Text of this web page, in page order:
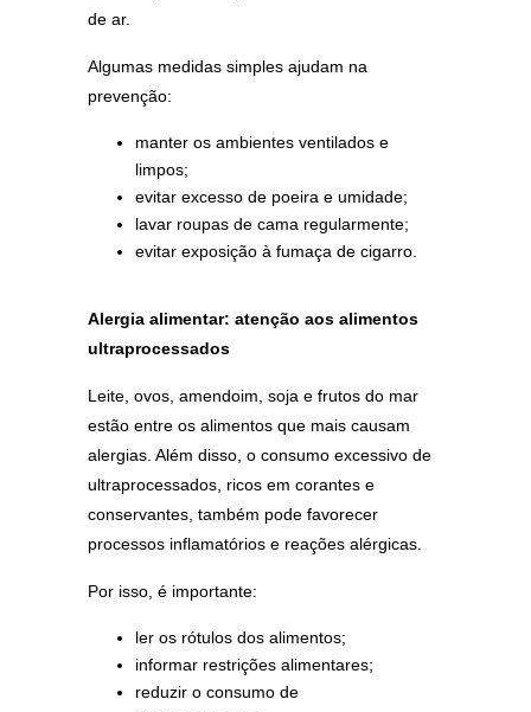
de ar.
Algumas medidas simples ajudam na
prevenção:
manter os ambientes ventilados e
limpos;
evitar excesso de poeira e umidade;
lavar roupas de cama regularmente;
evitar exposição à fumaça de cigarro.
Alergia alimentar: atenção aos alimentos
ultraprocessados
Leite, ovos, amendoim, soja e frutos do mar
estão entre os alimentos que mais causam
alergias. Além disso, o consumo excessivo de
ultraprocessados, ricos em corantes e
conservantes, também pode favorecer
processos inflamatórios e reações alérgicas.
Por isso, é importante:
ler os rótulos dos alimentos;
informar restrições alimentares;
reduzir o consumo de